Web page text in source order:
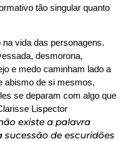
tão singular quanto
vida das personagens.
desmorona,
e medo caminham lado a
abismo de si mesmos,
se deparam com algo que
Lispector
existe a palavra
sucessão de escuridões